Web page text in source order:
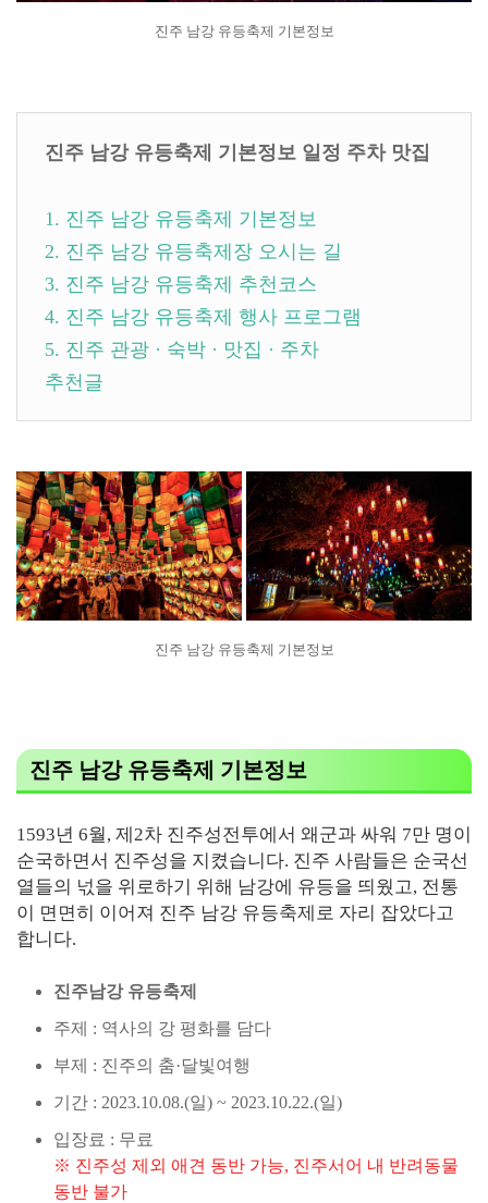
진주 남강 유등축제 기본정보
진주 남강 유등축제 기본정보 일정 주차 맛집
1. 진주 남강 유등축제 기본정보
2. 진주 남강 유등축제장 오시는 길
3. 진주 남강 유등축제 추천코스
4. 진주 남강 유등축제 행사 프로그램
5. 진주 관광 · 숙박 · 맛집 · 주차
추천글
진주 남강 유등축제 기본정보
진주 남강 유등축제 기본정보
1593년 6월, 제2차 진주성전투에서 왜군과 싸워 7만 명이
순국하면서 진주성을 지켰습니다. 진주 사람들은 순국선
열들의 넋을 위로하기 위해 남강에 유등을 띄웠고, 전통
이 면면히 이어져 진주 남강 유등축제로 자리 잡았다고
합니다.
진주남강 유등축제
주제 : 역사의 강 평화를 담다
부제 : 진주의 춤·달빛여행
기간 : 2023.10.08.(일) ~ 2023.10.22.(일)
입장료 : 무료
※ 진주성 제외 애견 동반 가능, 진주서어 내 반려동물
동반 불가